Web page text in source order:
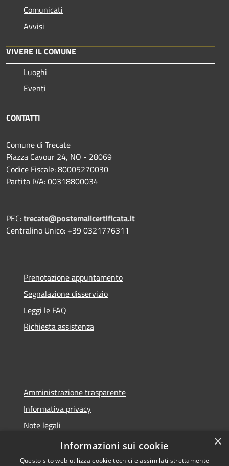
Comunicati
Avvisi
VIVERE IL COMUNE
Luoghi
Eventi
CONTATTI
Comune di Trecate
Piazza Cavour 24, NO - 28069
Codice Fiscale: 80005270030
Partita IVA: 00318800034
PEC:trecate@postemailcertificata.it
Centralino Unico: +39 0321776311
Prenotazione appuntamento
Segnalazione disservizio
Leggi le FAQ
Richiesta assistenza
Amministrazione trasparente
Informativa privacy
Note legali
Dichiarazione di accessibilità
×
Informazioni sui cookie
Questo sito web utilizza cookie tecnici e assimilati strettamente